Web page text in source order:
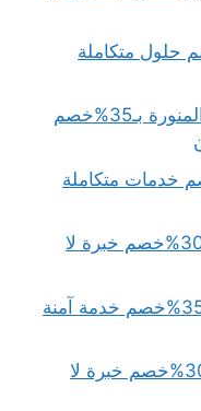
السامر بـ35%خصم حلول متكاملة
ارخص شركة نقل عفش بالمدينة المنورة بـ35%خصم
بالدمام بـ35%خصم خدمات متكاملة
نقل عفش من مكة الى الرياض بـ30%خصم خبرة لا
نقل عفش من المدينة الى جدة بـ35%خصم خدمة آمنة
نقل عفش من الدمام الى جدة بـ30%خصم خبرة لا